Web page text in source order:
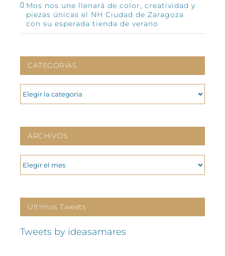
Mos nos une llenará de color, creatividad y
piezas únicas el NH Ciudad de Zaragoza
con su esperada tienda de verano
CATEGORIAS
CATEGORIAS
ARCHIVOS
ARCHIVOS
Últimos Tweets
Tweets by ideasamares